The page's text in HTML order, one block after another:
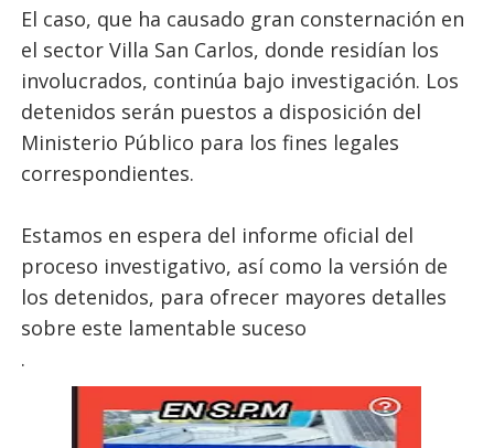
El caso, que ha causado gran consternación en
el sector Villa San Carlos, donde residían los
involucrados, continúa bajo investigación. Los
detenidos serán puestos a disposición del
Ministerio Público para los fines legales
correspondientes.
Estamos en espera del informe oficial del
proceso investigativo, así como la versión de
los detenidos, para ofrecer mayores detalles
sobre este lamentable suceso
.